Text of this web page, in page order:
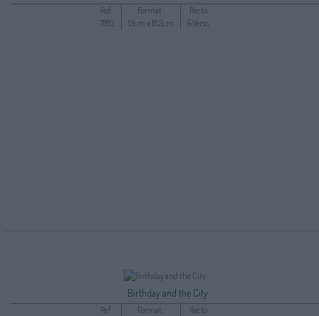
Ref :
7892
Format :
13cm x 18,2cm
Recto
&Verso
Birthday and the City
Ref :
Format :
Recto